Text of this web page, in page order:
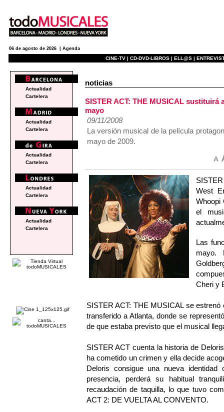
06 de agosto de 2026 | Agenda
CINE-TV | CD-DVD-LIBROS | ELL@S |
noticias
SISTER ACT: THE MUSICAL sustituirá
mayo
09/11/2008
La versión musical de la película
mayo de 2009.
West
Whoopi
el
Las
mayo.
Cheri y
SISTER ACT: THE MUSICAL se
transferido a Atlanta, donde se
de que estaba previsto que el musical
SISTER ACT cuenta la historia de
ha cometido un crimen y ella decide
Deloris consigue una nueva
presencia, perderá su habitual
recaudación de taquilla, lo que tuvo
ACT 2: DE VUELTA AL CONVENTO.
Actualidad
Cartelera
Actualidad
Cartelera
Actualidad
Cartelera
Actualidad
Cartelera
Actualidad
Cartelera